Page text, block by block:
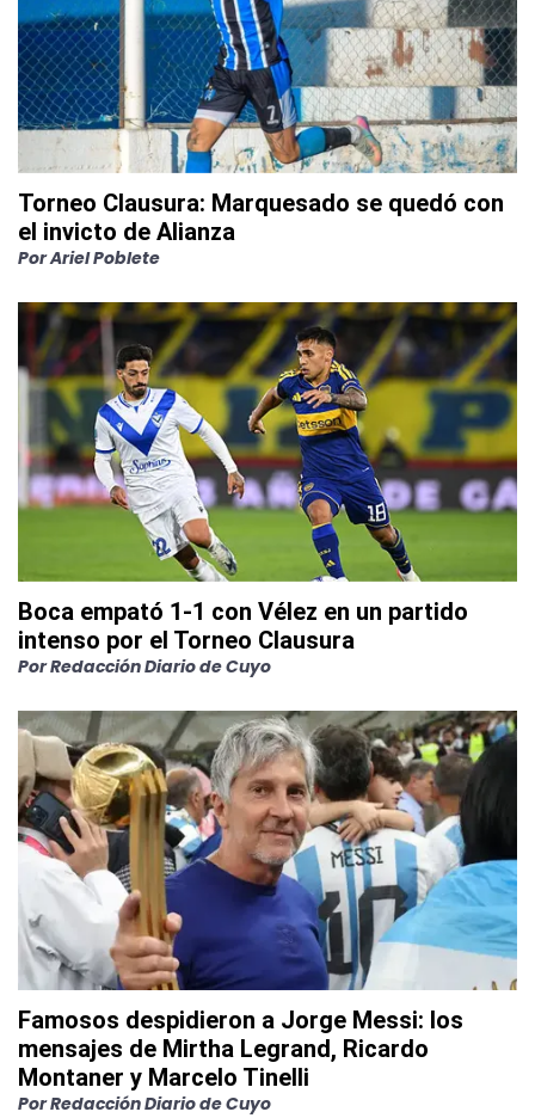
Torneo Clausura: Marquesado se quedó con
el invicto de Alianza
PorAriel Poblete
Boca empató 1-1 con Vélez en un partido
intenso por el Torneo Clausura
PorRedacción Diario de Cuyo
Famosos despidieron a Jorge Messi: los
mensajes de Mirtha Legrand, Ricardo
Montaner y Marcelo Tinelli
PorRedacción Diario de Cuyo